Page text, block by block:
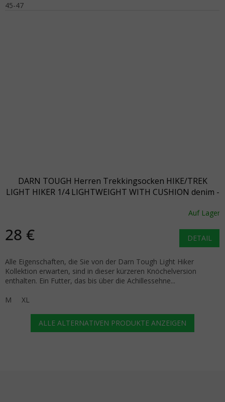
45-47
DARN TOUGH Herren Trekkingsocken HIKE/TREK
LIGHT HIKER 1/4 LIGHTWEIGHT WITH CUSHION denim -
Auf Lager
28 € DETAIL
Alle Eigenschaften, die Sie von der Darn Tough Light Hiker
Kollektion erwarten, sind in dieser kürzeren Knöchelversion
enthalten. Ein Futter, das bis über die Achillessehne...
M
XL
ALLE ALTERNATIVEN PRODUKTE ANZEIGEN